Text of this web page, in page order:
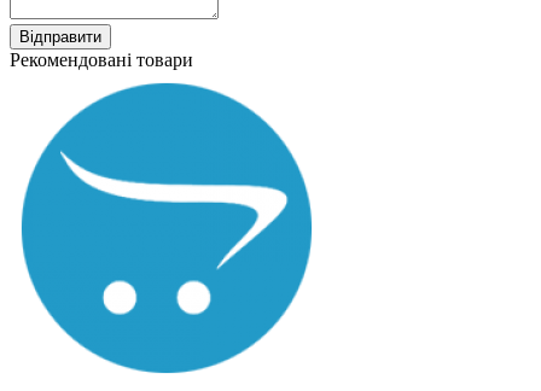
Відправити
Рекомендовані товари